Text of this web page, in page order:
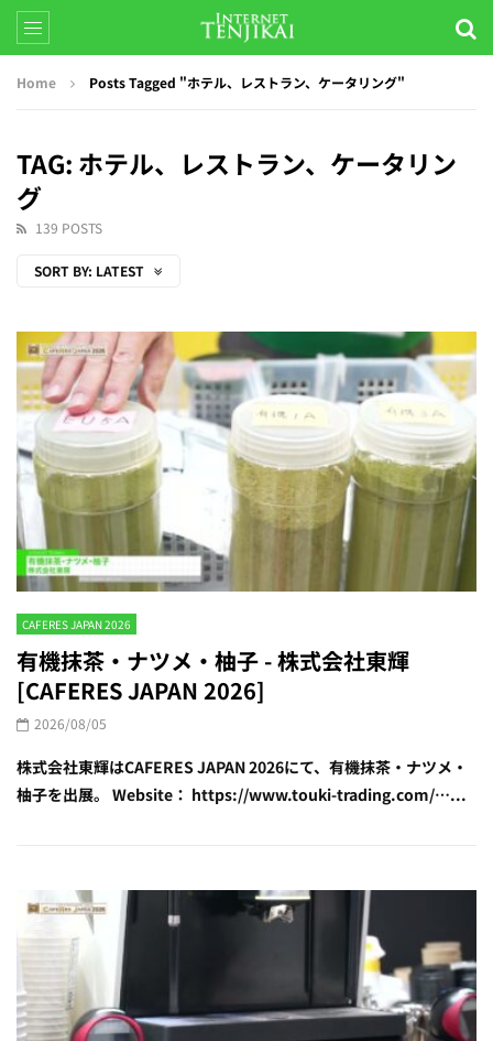
Home Posts Tagged "ホテル、レストラン、ケータリング"
TAG: ホテル、レストラン、ケータリン
グ
139 POSTS
SORT BY: LATEST
CAFERES JAPAN 2026
有機抹茶・ナツメ・柚子 - 株式会社東輝
[CAFERES JAPAN 2026]
2026/08/05
株式会社東輝はCAFERES JAPAN 2026にて、有機抹茶・ナツメ・
柚子を出展。 Website： https://www.touki-trading.com/…...